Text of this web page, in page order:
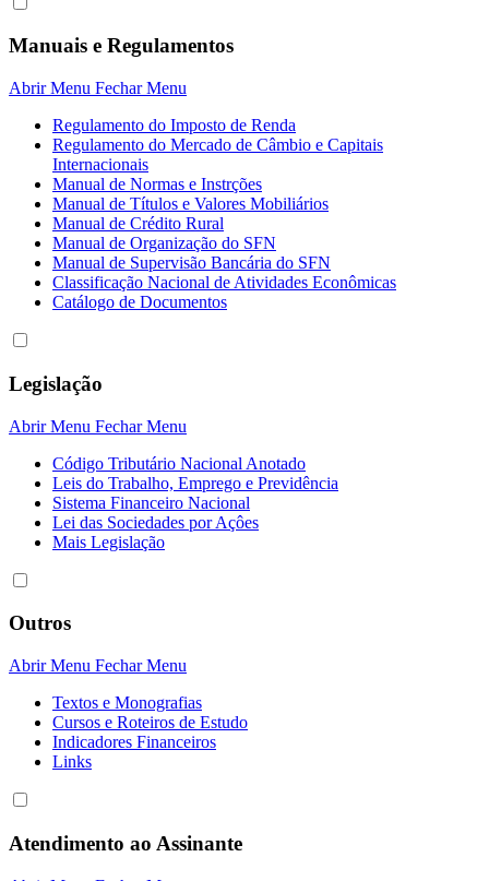
Manuais e Regulamentos
Abrir Menu Fechar Menu
Regulamento do Imposto de Renda
Regulamento do Mercado de Câmbio e Capitais
Internacionais
Manual de Normas e Instrções
Manual de Títulos e Valores Mobiliários
Manual de Crédito Rural
Manual de Organização do SFN
Manual de Supervisão Bancária do SFN
Classificação Nacional de Atividades Econômicas
Catálogo de Documentos
Legislação
Abrir Menu Fechar Menu
Código Tributário Nacional Anotado
Leis do Trabalho, Emprego e Previdência
Sistema Financeiro Nacional
Lei das Sociedades por Açôes
Mais Legislação
Outros
Abrir Menu Fechar Menu
Textos e Monografias
Cursos e Roteiros de Estudo
Indicadores Financeiros
Links
Atendimento ao Assinante